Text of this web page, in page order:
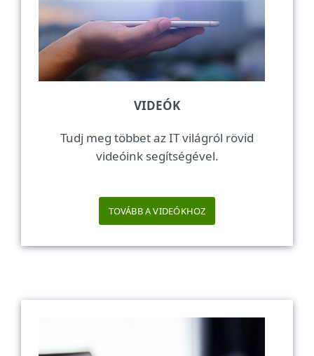
VIDEÓK
Tudj meg többet az IT világról rövid
videóink segítségével.
TOVÁBB A VIDEÓKHOZ